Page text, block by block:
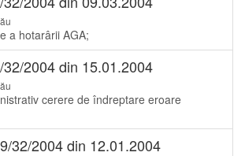
a hotarârii AGA;
2004 din 15.01.2004
cerere de îndreptare eroare
32/2004 din 12.01.2004